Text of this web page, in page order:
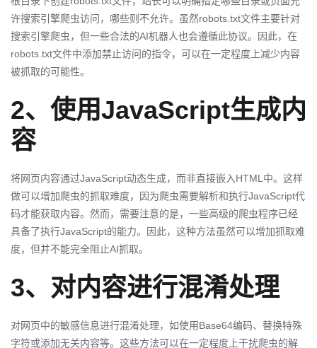
许搜索引擎爬虫访问，哪些则不允许。虽然robots.txt文件主要针对
搜索引擎爬虫，但一些合法的AI机器人也会遵循此协议。因此，在
robots.txt文件中添加禁止访问的指令，可以在一定程度上减少内容
被抓取的可能性。
2、使用JavaScript生成内
容
将网页内容通过JavaScript动态生成，而非直接嵌入HTML中。这样
做可以增加爬虫的抓取难度，因为爬虫需要解析和执行JavaScript代
码才能获取内容。然而，需要注意的是，一些高级的爬虫程序已经
具备了执行JavaScript的能力。因此，这种方法虽然可以增加抓取难
度，但并不能完全阻止AI抓取。
3、对内容进行混淆处理
对网页中的敏感信息进行混淆处理，如使用Base64编码、替换特殊
字符或添加无关内容等。这些方法可以在一定程度上干扰爬虫的解